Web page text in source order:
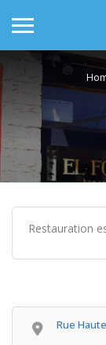
Restauration
Rue